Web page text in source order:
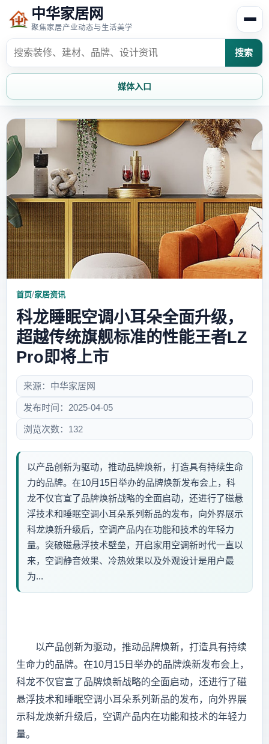
中华家居网
聚焦家居产业动态与生活美学
搜索
媒体入口
家居资讯
家居风水
时尚饰家 装修设计
家具知识 家居文化
家装攻略 创意家居
首页/家居资讯
科龙睡眠空调小耳朵全面升级，
超越传统旗舰标准的性能王者LZ
Pro即将上市
来源：中华家居网
发布时间：2025-04-05
浏览次数：132
以产品创新为驱动，推动品牌焕新，打造具有持续生命
力的品牌。在10月15日举办的品牌焕新发布会上，科
龙不仅官宣了品牌焕新战略的全面启动，还进行了磁悬
浮技术和睡眠空调小耳朵系列新品的发布，向外界展示
科龙焕新升级后，空调产品内在功能和技术的年轻力
量。突破磁悬浮技术壁垒，开启家用空调新时代一直以
来，空调静音效果、冷热效果以及外观设计是用户最
为...
以产品创新为驱动，推动品牌焕新，打造具有持续
生命力的品牌。在10月15日举办的品牌焕新发布会上，
科龙不仅官宣了品牌焕新战略的全面启动，还进行了磁
悬浮技术和睡眠空调小耳朵系列新品的发布，向外界展
示科龙焕新升级后，空调产品内在功能和技术的年轻力
量。